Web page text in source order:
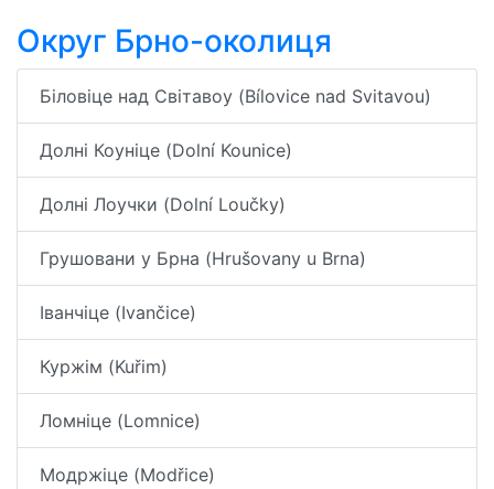
Округ Брно-околиця
Біловіце над Світавоу (Bílovice nad Svitavou)
Долні Коуніце (Dolní Kounice)
Долні Лоучки (Dolní Loučky)
Грушовани у Брна (Hrušovany u Brna)
Іванчіце (Ivančice)
Куржім (Kuřim)
Ломніце (Lomnice)
Модржіце (Modřice)